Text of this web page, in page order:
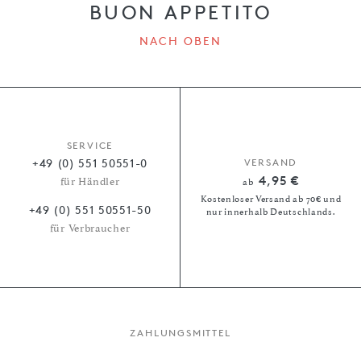
BUON APPETITO
NACH OBEN
SERVICE
+49 (0) 551 50551-0
für Händler
+49 (0) 551 50551-50
für Verbraucher
VERSAND
ab 4,95 €
Kostenloser Versand ab 70€ und
nur innerhalb Deutschlands.
ZAHLUNGSMITTEL